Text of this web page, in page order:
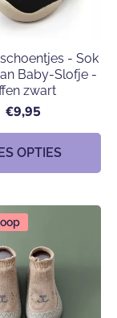
- Sok
Baby-Slofje -
zwart
€9,95
OPTIES